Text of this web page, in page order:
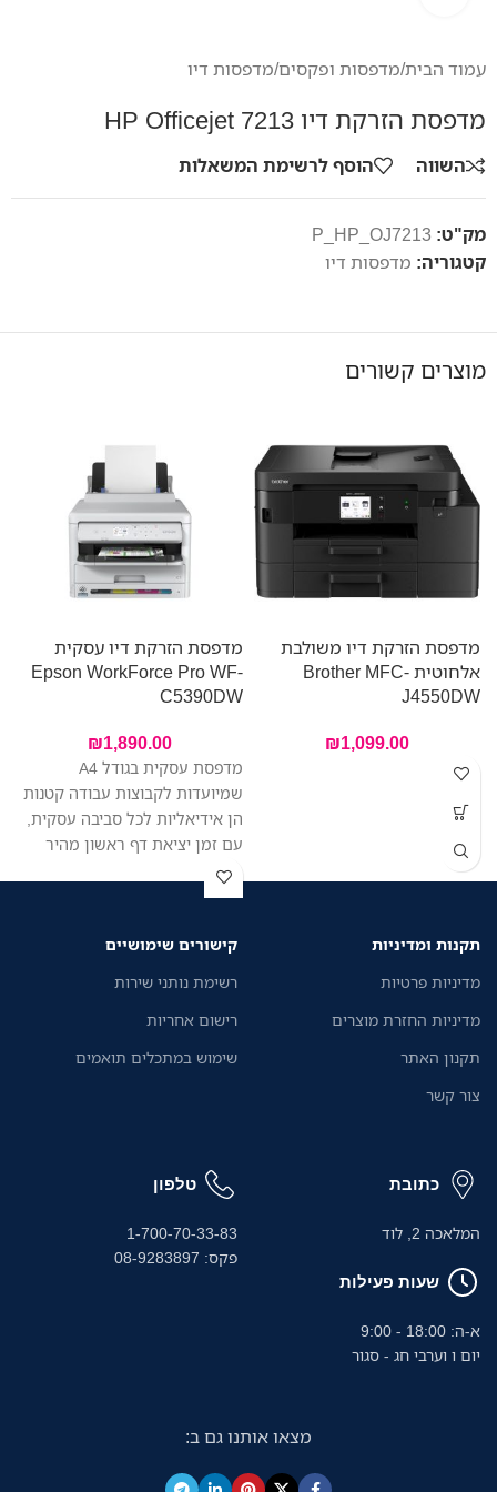
עמוד הבית/מדפסות ופקסים/מדפסות דיו
מדפסת הזרקת דיו HP Officejet 7213
השווה הוסף לרשימת המשאלות
מק"ט: P_HP_OJ7213
קטגוריה: מדפסות דיו
מוצרים קשורים
מדפסת הזרקת דיו משולבת
אלחוטית Brother MFC-
J4550DW
₪1,099.00
מדפסת הזרקת דיו עסקית
Epson WorkForce Pro WF-
C5390DW
₪1,890.00
מדפסת עסקית בגודל A4
שמיועדות לקבוצות עבודה קטנות
הן אידיאליות לכל סביבה עסקית,
עם זמן יציאת דף ראשון מהיר
יותר בהשוואה למדפסות לייזר
דומות, הדפסה איכותית, צריכת
מאובטח של זרימת העבודה.
תקנות ומדיניות
מדיניות פרטיות
מדיניות החזרת מוצרים
תקנון האתר
צור קשר
קישורים שימושיים
רשימת נותני שירות
רישום אחריות
שימוש במתכלים תואמים
כתובת
המלאכה 2, לוד
שעות פעילות
א-ה: 18:00 - 9:00
יום ו וערבי חג - סגור
טלפון
1-700-70-33-83
פקס: 08-9283897
מצאו אותנו גם ב: